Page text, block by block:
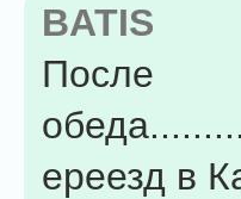
BATIS
После
ереезд в